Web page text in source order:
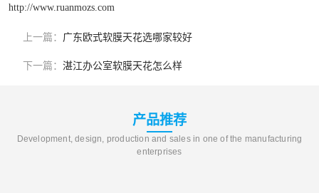
http://www.ruanmozs.com
上一篇： 广东欧式软膜天花选哪家较好
下一篇： 湛江办公室软膜天花怎么样
产品推荐
Development, design, production and sales in one of the manufacturing
enterprises